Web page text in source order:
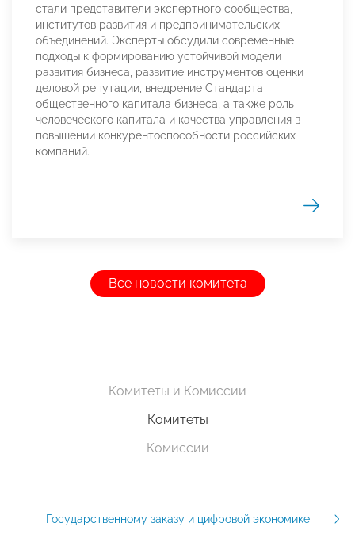
стали представители экспертного сообщества,
институтов развития и предпринимательских
объединений. Эксперты обсудили современные
подходы к формированию устойчивой модели
развития бизнеса, развитие инструментов оценки
деловой репутации, внедрение Стандарта
общественного капитала бизнеса, а также роль
человеческого капитала и качества управления в
повышении конкурентоспособности российских
компаний.
Все новости комитета
Комитеты и Комиссии
Комитеты
Комиссии
Государственному заказу и цифровой экономике